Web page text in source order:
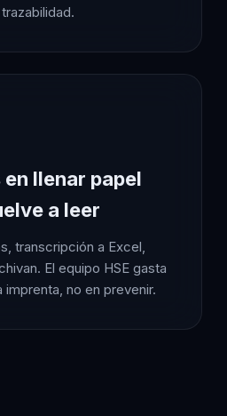
llenar papel
a leer
transcripción a Excel,
El equipo HSE gasta
imprenta, no en prevenir.